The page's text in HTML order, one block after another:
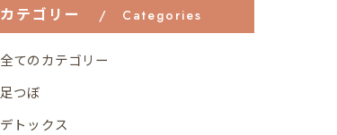
カテゴリー Categories
全てのカテゴリー
足つぼ
デトックス